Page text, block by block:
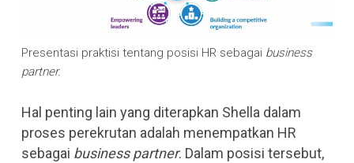
Presentasi praktisi tentang posisi HR sebagai business
partner.
Hal penting lain yang diterapkan Shella dalam
proses perekrutan adalah menempatkan HR
sebagai business partner. Dalam posisi tersebut,